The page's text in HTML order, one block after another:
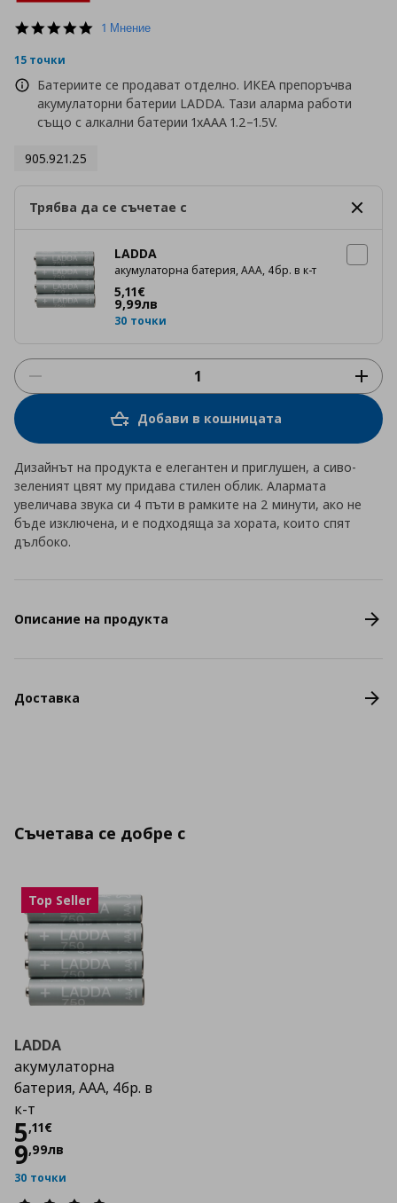
5.01 Мнение
15 точки
Батериите се продават отделно. ИКЕА препоръчва
акумулаторни батерии LADDA. Тази аларма работи
също с алкални батерии 1xAAA 1.2–1.5V.
905.921.25
Трябва да се съчетае с
LADDA
акумулаторна батерия, ААА, 4бр. в к-т
5,11€
Цена
9,99лв
30 точки
Добави в кошницата
Дизайнът на продукта е елегантен и приглушен, а сиво-
зеленият цвят му придава стилен облик. Алармата
увеличава звука си 4 пъти в рамките на 2 минути, ако не
бъде изключена, и е подходяща за хората, които спят
дълбоко.
Описание на продукта
Доставка
Съчетава се добре с
Top Seller
LADDA
акумулаторна
батерия, ААА, 4бр. в
к-т
5,11€
Цена
9,99лв
30 точки